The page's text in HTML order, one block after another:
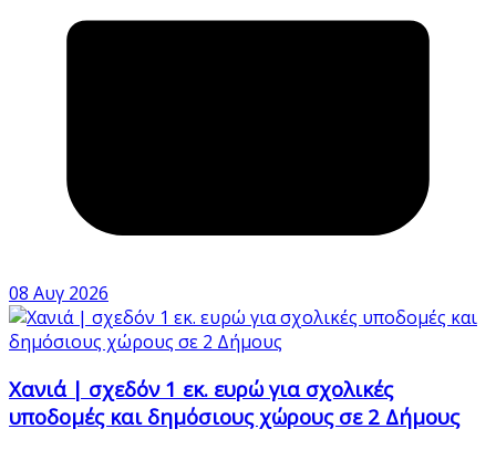
08 Αυγ 2026
Χανιά | σχεδόν 1 εκ. ευρώ για σχολικές
υποδομές και δημόσιους χώρους σε 2 Δήμους